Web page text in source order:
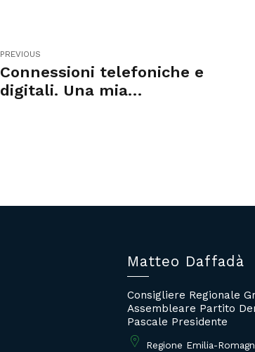
PREVIOUS
Connessioni telefoniche e
digitali. Una mia
Matteo Daffadà
Consigliere Regionale
Assembleare Partito
Pascale Presidente
Regione Emilia-